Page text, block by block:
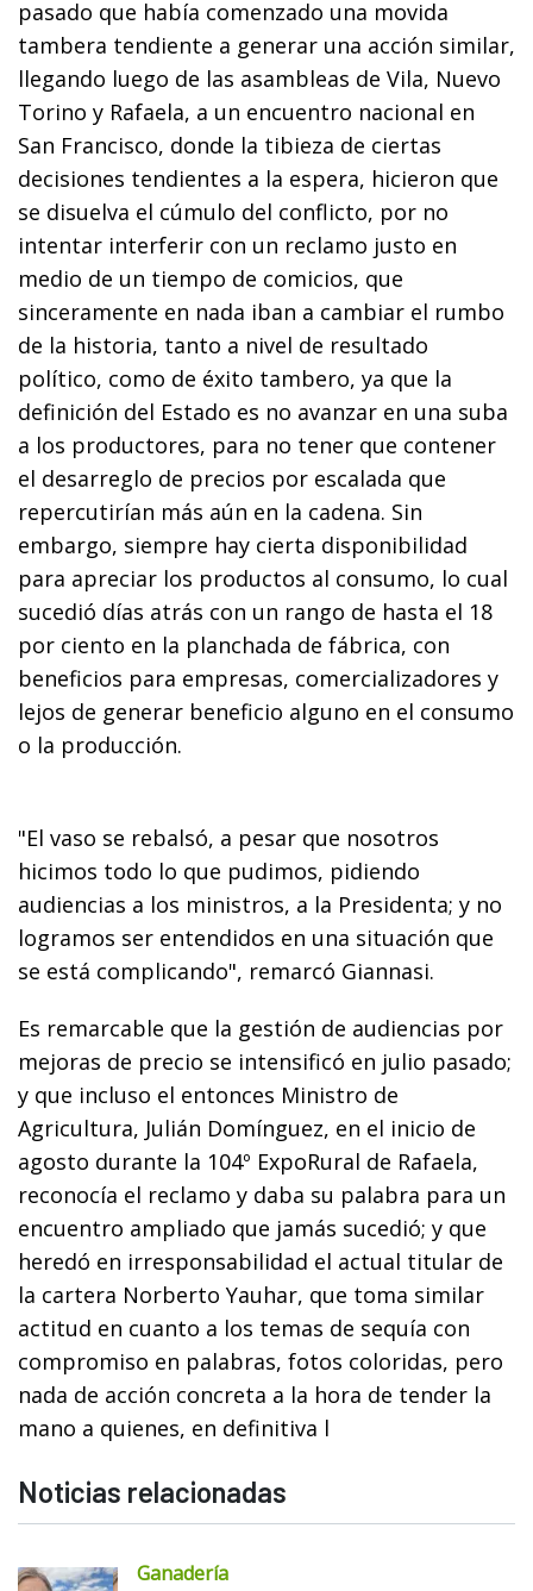
pasado que había comenzado una movida
tambera tendiente a generar una acción similar,
llegando luego de las asambleas de Vila, Nuevo
Torino y Rafaela, a un encuentro nacional en
San Francisco, donde la tibieza de ciertas
decisiones tendientes a la espera, hicieron que
se disuelva el cúmulo del conflicto, por no
intentar interferir con un reclamo justo en
medio de un tiempo de comicios, que
sinceramente en nada iban a cambiar el rumbo
de la historia, tanto a nivel de resultado
político, como de éxito tambero, ya que la
definición del Estado es no avanzar en una suba
a los productores, para no tener que contener
el desarreglo de precios por escalada que
repercutirían más aún en la cadena. Sin
embargo, siempre hay cierta disponibilidad
para apreciar los productos al consumo, lo cual
sucedió días atrás con un rango de hasta el 18
por ciento en la planchada de fábrica, con
beneficios para empresas, comercializadores y
lejos de generar beneficio alguno en el consumo
o la producción.
"El vaso se rebalsó, a pesar que nosotros
hicimos todo lo que pudimos, pidiendo
audiencias a los ministros, a la Presidenta; y no
logramos ser entendidos en una situación que
se está complicando", remarcó Giannasi.
Es remarcable que la gestión de audiencias por
mejoras de precio se intensificó en julio pasado;
y que incluso el entonces Ministro de
Agricultura, Julián Domínguez, en el inicio de
agosto durante la 104º ExpoRural de Rafaela,
reconocía el reclamo y daba su palabra para un
encuentro ampliado que jamás sucedió; y que
heredó en irresponsabilidad el actual titular de
la cartera Norberto Yauhar, que toma similar
actitud en cuanto a los temas de sequía con
compromiso en palabras, fotos coloridas, pero
nada de acción concreta a la hora de tender la
mano a quienes, en definitiva l
Noticias relacionadas
Ganadería